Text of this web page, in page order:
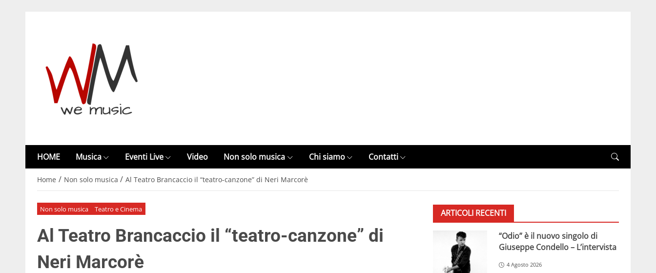
HOME Musica Eventi Live Video Non solo musica Chi siamo Contatti
Home / Non solo musica / Al Teatro Brancaccio il “teatro-canzone” di Neri Marcorè
Non solo musica Teatro e Cinema
Al Teatro Brancaccio il “teatro-canzone” di
Neri Marcorè
ARTICOLI RECENTI
“Odio” è il nuovo singolo di
Giuseppe Condello – L’intervista
4 Agosto 2026